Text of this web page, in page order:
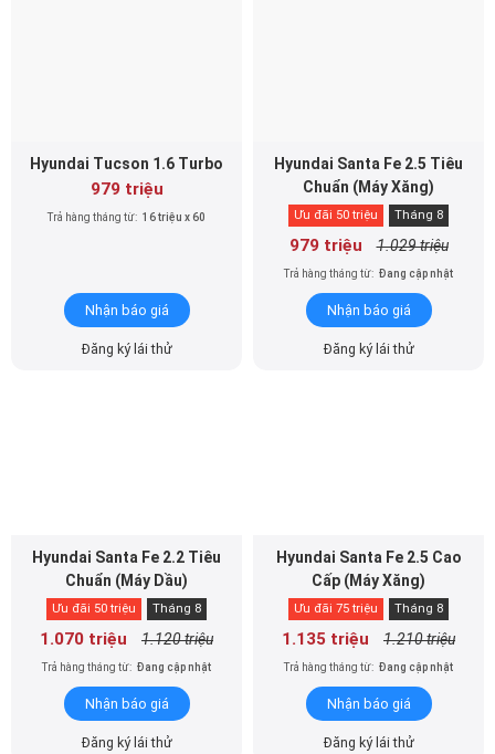
Hyundai Tucson 1.6 Turbo
979 triệu
Trả hàng tháng từ: 16 triệu x 60
Nhận báo giá
Đăng ký lái thử
Hyundai Santa Fe 2.5 Tiêu
Chuẩn (Máy Xăng)
Ưu đãi 50 triệu Tháng 8
979 triệu 1.029 triệu
Trả hàng tháng từ: Đang cập nhật
Nhận báo giá
Đăng ký lái thử
Hyundai Santa Fe 2.2 Tiêu
Chuẩn (Máy Dầu)
Ưu đãi 50 triệu Tháng 8
1.070 triệu 1.120 triệu
Trả hàng tháng từ: Đang cập nhật
Nhận báo giá
Đăng ký lái thử
Hyundai Santa Fe 2.5 Cao
Cấp (Máy Xăng)
Ưu đãi 75 triệu Tháng 8
1.135 triệu 1.210 triệu
Trả hàng tháng từ: Đang cập nhật
Nhận báo giá
Đăng ký lái thử